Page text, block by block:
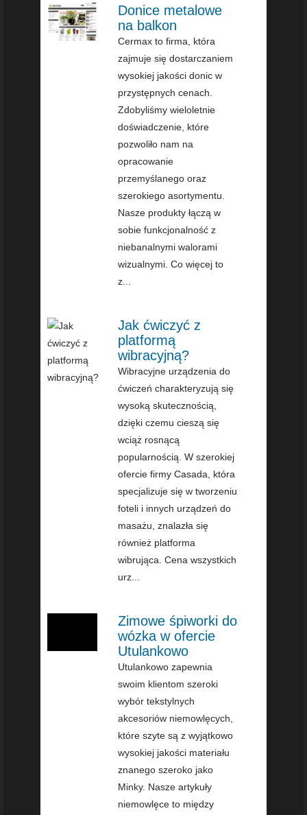
Donice metalowe
na balkon
Cermax to firma, która
zajmuje się dostarczaniem
wysokiej jakości donic w
przystępnych cenach.
Zdobyliśmy wieloletnie
doświadczenie, które
pozwoliło nam na
opracowanie
przemyślanego oraz
szerokiego asortymentu.
Nasze produkty łączą w
sobie funkcjonalność z
niebanalnymi walorami
wizualnymi. Co więcej to
z...
Jak ćwiczyć z
platformą
wibracyjną?
Wibracyjne urządzenia do
ćwiczeń charakteryzują się
wysoką skutecznością,
dzięki czemu cieszą się
wciąż rosnącą
popularnością. W szerokiej
ofercie firmy Casada, która
specjalizuje się w tworzeniu
foteli i innych urządzeń do
masażu, znalazła się
również platforma
wibrująca. Cena wszystkich
urz...
Zimowe śpiworki do
wózka w ofercie
Utulankowo
Utulankowo zapewnia
swoim klientom szeroki
wybór tekstylnych
akcesoriów niemowlęcych,
które szyte są z wyjątkowo
wysokiej jakości materiału
znanego szeroko jako
Minky. Nasze artykuły
niemowlęce to między